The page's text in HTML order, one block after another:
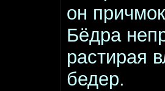
он
Бёдра
растирая
бедер.